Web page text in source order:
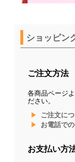
ショッピン
ご注文方法
各商品ページ
ださい。
ご注文に
お電話で
お支払い方